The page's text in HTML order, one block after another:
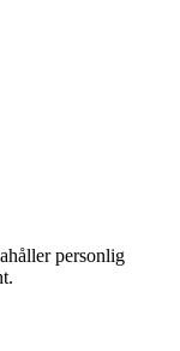
personlig